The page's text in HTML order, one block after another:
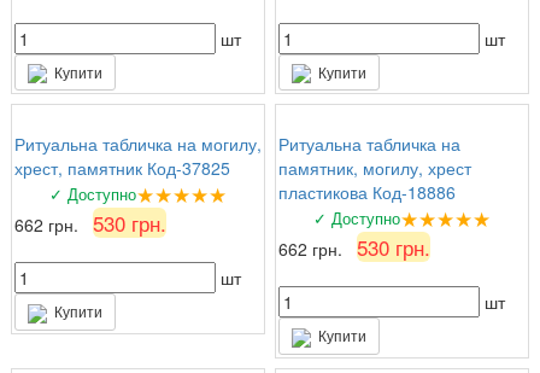
шт
Купити
шт
Купити
Ритуальна табличка на могилу,
хрест, памятник Код-37825
✓ Доступно★★★★★
662 грн. 530 грн.
шт
Купити
Ритуальна табличка на
памятник, могилу, хрест
пластикова Код-18886
✓ Доступно★★★★★
662 грн. 530 грн.
шт
Купити